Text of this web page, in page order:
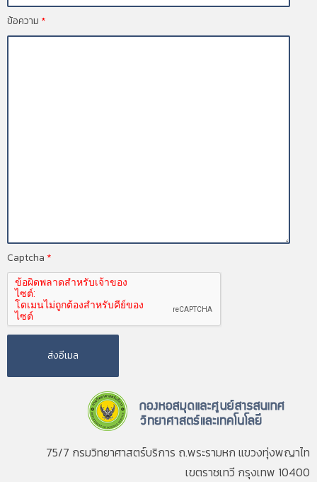
ข้อความ *
Captcha *
ส่งอีเมล
75/7 กรมวิทยาศาสตร์บริการ ถ.พระรามหก แขวงทุ่งพญาไท
เขตราชเทวี กรุงเทพ 10400